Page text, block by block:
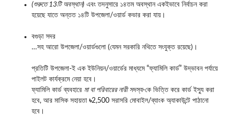
(শুরুতে 13টি অবস্থান) এবং তদনুসারে ১৪তম অবস্থান একইভাবে নির্বাচন করা
হয়েছে যাতে অন্তত ১৪টি উপজেলা/ওয়ার্ড কভার করা যায়।
বগুড়া সদর
…সহ আরো উপজেলা/ওয়ার্ডগুলো (যেমন সরকারি নথিতে সংযুক্ত রয়েছে)।
প্রতিটি উপজেলা-ই এক ইউনিয়ন/ওয়ার্ডের মাধ্যমে “ফ্যামিলি কার্ড” উদ্ভাবন পর্যায়ে
পাইলট কার্যক্রমে নেয়া হবে।
ফ্যামিলি কার্ড ব্যবহারে মা বা পরিবারের নারী সদস্য-কে ভিত্তি করে কার্ড ইস্যু করা
হবে, আর মাসিক সহায়তা ৳2,500 সরাসরি মোবাইল/ব্যাংক অ্যাকাউন্টে পাঠানো
হবে।